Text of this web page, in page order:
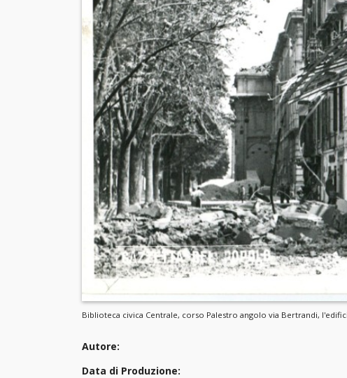
Biblioteca civica Centrale, corso Palestro angolo via Bertrandi,
Autore:
Data di Produzione: